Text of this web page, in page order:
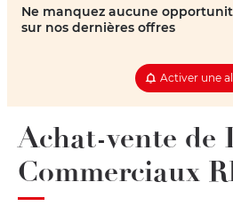
Ne manquez aucune
sur nos dernières offres
Activer une
Achat-vente de
Commerciaux